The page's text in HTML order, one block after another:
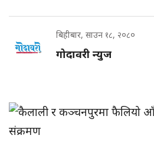
बिहीबार, साउन १८, २०८०
गोदावरी न्युज